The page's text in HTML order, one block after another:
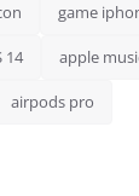
game
14 apple
airpods pro